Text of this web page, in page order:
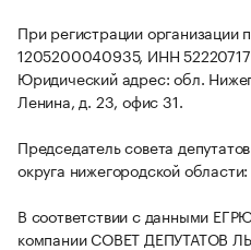
При регистрации организации
1205200040935, ИНН
Юридический адрес: обл.
Ленина, д. 23, офис 31.
Председатель совета
округа нижегородской
В соответствии с данными
компании СОВЕТ ДЕПУТАТОВ